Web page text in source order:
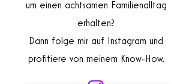
um einen achtsamen Familienalltag
erhalten?
Dann folge mir auf Instagram und
profitiere von meinem Know-How.